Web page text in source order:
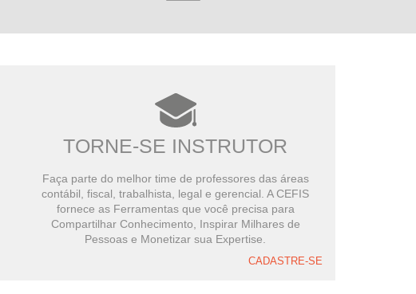
TORNE-SE INSTRUTOR
Faça parte do melhor time de professores das áreas
contábil, fiscal, trabalhista, legal e gerencial. A CEFIS
fornece as Ferramentas que você precisa para
Compartilhar Conhecimento, Inspirar Milhares de
Pessoas e Monetizar sua Expertise.
CADASTRE-SE